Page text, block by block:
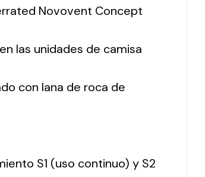
Novovent Concept
las unidades de camisa
con lana de roca de
S1 (uso continuo) y S2